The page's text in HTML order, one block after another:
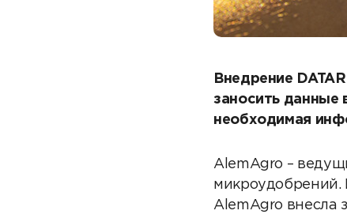
Внедрение
заносить данные
необходимая
AlemAgro –
микроудобрений.
AlemAgro внесла